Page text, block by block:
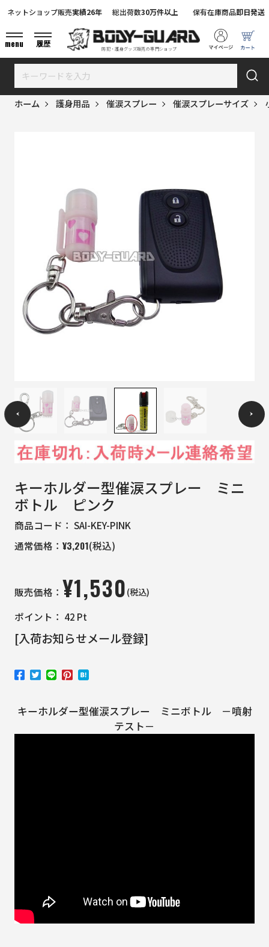
防犯・護身グッズ販売の専門ショップ
ネットショップ販売実績26年 総出荷数30万件以上 保有在庫商品即日発送
menu 履歴
ホーム 護身用品 催涙スプレー 催涙スプレーサイズ
キーホルダー型催涙スプレー ミニ
ボトル ピンク
商品コード： SAI-KEY-PINK
通常価格： ¥3,201(税込)
販売価格： ¥1,530(税込)
ポイント： 42 Pt
[入荷お知らせメール登録]
キーホルダー型催涙スプレー ミニボトル －噴射
テスト－